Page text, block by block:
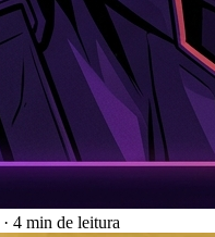
· 4 min de leitura